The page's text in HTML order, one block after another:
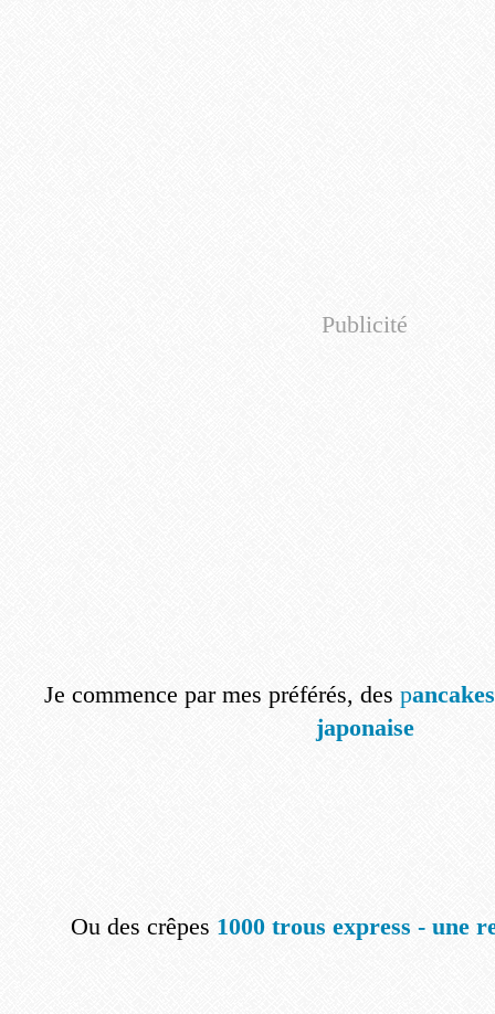
Publicité
Je commence par mes préférés, des p
japonaise
Ou des crêpes 1000 trous express - une